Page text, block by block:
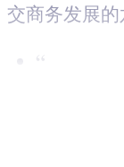
交商务发展的
“